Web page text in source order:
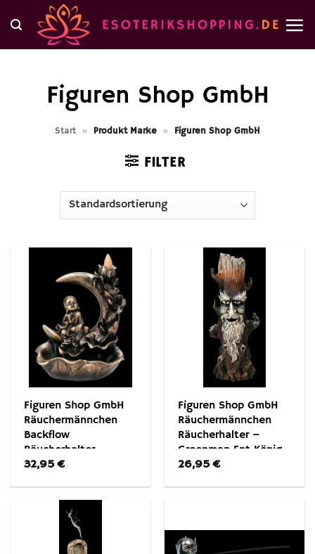
Inhalt
springen
Figuren Shop GmbH
Start » Produkt Marke » Figuren Shop GmbH
FILTER
Figuren Shop GmbH
Räuchermännchen
Backflow
Räucherhalter –
Buddha in Halbmond
32,95€
Figuren Shop GmbH
Räuchermännchen
Räucherhalter –
Greenman Ent König
– Fantasy Dekoration
26,95€